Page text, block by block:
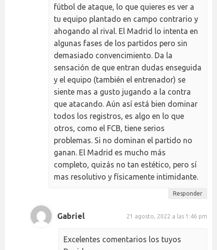
fútbol de ataque, lo que quieres es ver a
tu equipo plantado en campo contrario y
ahogando al rival. El Madrid lo intenta en
algunas fases de los partidos pero sin
demasiado convencimiento. Da la
sensación de que entran dudas enseguida
y el equipo (también el entrenador) se
siente mas a gusto jugando a la contra
que atacando. Aún así está bien dominar
todos los registros, es algo en lo que
otros, como el FCB, tiene serios
problemas. Si no dominan el partido no
ganan. El Madrid es mucho más
completo, quizás no tan estético, pero sí
mas resolutivo y físicamente intimidante.
Responder
Gabriel 21 agosto, 2022 a las 1:46 pm
Excelentes comentarios los tuyos